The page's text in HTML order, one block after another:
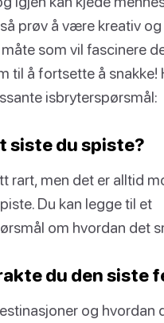
prøv å være kreativ
som vil fascinere
til å fortsette å snakke!
isbryterspørsmål:
siste du spiste?
rart, men det er alltid
Du kan legge til et
om hvordan det
du den siste
og hvordan